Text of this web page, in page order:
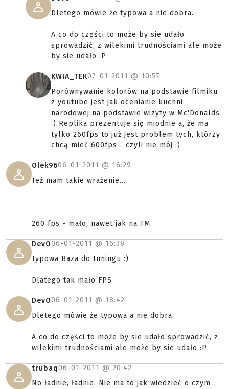
Dletego mówie że typowa a nie dobra.
A co do części to może by sie udało
sprowadzić, z wilekimi trudnościami ale może
by sie udało :P
KWIA_TEK07-01-2011 @ 10:57
Porównywanie kolorów na podstawie filmiku
z youtube jest jak ocenianie kuchni
narodowej na podstawie wizyty w Mc'Donalds
:) Replika prezentuje się miodnie a, że ma
tylko 260fps to już jest problem tych, którzy
chcą mieć 600fps... czyli nie mój :)
Olek9606-01-2011 @ 16:29
Też mam takie wrażenie...
260 fps - mało, nawet jak na TM.
DevO06-01-2011 @ 16:38
Typowa Baza do tuningu :)
Dlatego tak mało FPS
DevO06-01-2011 @ 18:42
Dletego mówie że typowa a nie dobra.
A co do części to może by sie udało sprowadzić, z
wilekimi trudnościami ale może by sie udało :P
trubaq06-01-2011 @ 20:42
No ładnie, ładnie. Nie ma to jak wiedzieć o czym